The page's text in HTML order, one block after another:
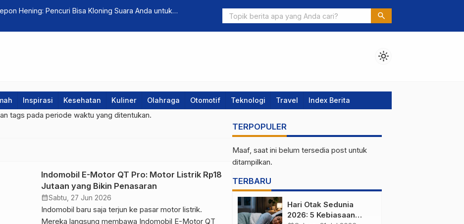
Hening: Pencuri Bisa Kloning Suara Anda untuk
Cara Gen Z Tetap Fit Meski Hidup Super Sibuk search
light_mode
Inspirasi Kesehatan Kuliner Olahraga Otomotif Teknologi Travel Index Berita
tags pada periode waktu yang ditentukan.
Indomobil E-Motor QT Pro: Motor Listrik Rp18
Jutaan yang Bikin Penasaran
calendar_monthSabtu, 27 Jun 2026
Indomobil baru saja terjun ke pasar motor listrik.
Mereka langsung membawa Indomobil E-Motor QT
TERPOPULER
Maaf, saat ini belum tersedia post untuk
ditampilkan.
TERBARU
Hari Otak Sedunia
2026: 5 Kebiasaan